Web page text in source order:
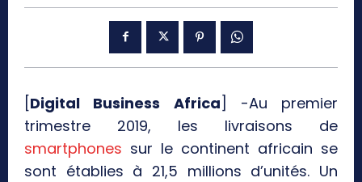
[Digital Business Africa] -Au premier
trimestre 2019, les livraisons de
smartphones sur le continent africain se
sont établies à 21,5 millions d’unités. Un